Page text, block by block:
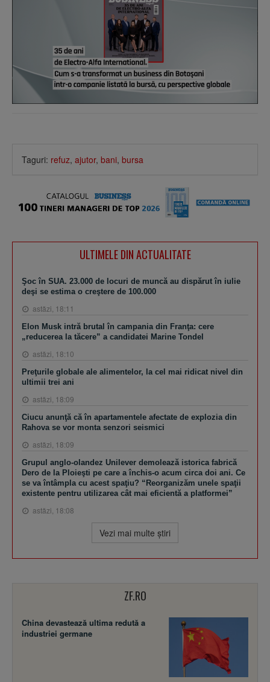
Taguri: refuz, ajutor, bani, bursa
ULTIMELE DIN ACTUALITATE
Şoc în SUA. 23.000 de locuri de muncă au dispărut în iulie
deşi se estima o creştere de 100.000
astăzi, 18:11
Elon Musk intră brutal în campania din Franţa: cere
„reducerea la tăcere” a candidatei Marine Tondel
astăzi, 18:10
Preţurile globale ale alimentelor, la cel mai ridicat nivel din
ultimii trei ani
astăzi, 18:09
Ciucu anunţă că în apartamentele afectate de explozia din
Rahova se vor monta senzori seismici
astăzi, 18:09
Grupul anglo-olandez Unilever demolează istorica fabrică
Dero de la Ploieşti pe care a închis-o acum circa doi ani. Ce
se va întâmpla cu acest spaţiu? “Reorganizăm unele spaţii
existente pentru utilizarea cât mai eficientă a platformei”
astăzi, 18:08
Vezi mai multe ştiri
ZF.RO
China devastează ultima redută a
industriei germane